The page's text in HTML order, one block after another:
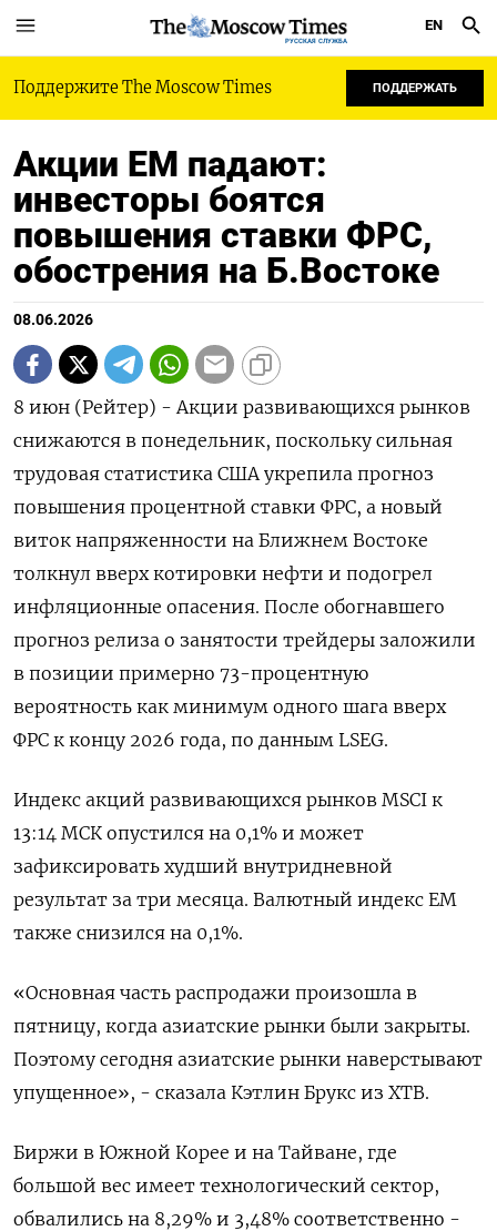
РУССКАЯ СЛУЖБА
EN
Поддержите The Moscow Times ПОДДЕРЖАТЬ
Акции ЕМ падают:
инвесторы боятся
повышения ставки ФРС,
обострения на Б.Востоке
08.06.2026
8 июн (Рейтер) - Акции развивающихся рынков
снижаются в понедельник, поскольку сильная
трудовая статистика США укрепила прогноз
повышения процентной ставки ФРС, а новый
виток напряженности ‌на Ближнем Востоке
толкнул вверх котировки нефти и подогрел
инфляционные опасения. После обогнавшего
прогноз релиза о занятости трейдеры заложили
в позиции примерно 73-процентную ​
вероятность как минимум ​одного шага вверх ​
ФРС к концу ⁠2026 года, по данным LSEG.
Индекс акций ‌развивающихся рынков MSCI к
‌13:14 МСК опустился на 0,1% и может
зафиксировать худший внутридневной
результат за три ​месяца. Валютный индекс EM
также снизился на 0,1%.
«Основная ‌часть распродажи произошла в
пятницу, когда азиатские рынки были закрыты. ​
Поэтому сегодня азиатские рынки наверстывают
упущенное», - сказала Кэтлин Брукс ‌из XTB.
Биржи в Южной Корее и на Тайване, где
большой вес имеет технологический сектор,
обвалились на 8,29% ​и 3,48% соответственно -